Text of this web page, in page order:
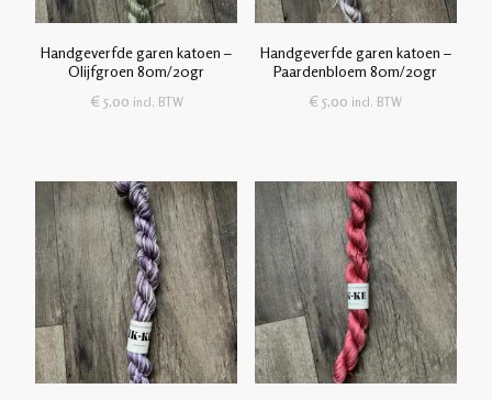
Handgeverfde garen katoen –
Olijfgroen 80m/20gr
€ 5,00 incl. BTW
Handgeverfde garen katoen –
Paardenbloem 80m/20gr
€ 5,00 incl. BTW